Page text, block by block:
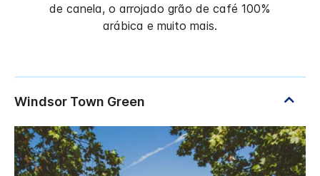
de canela, o arrojado grão de café 100%
arábica e muito mais.